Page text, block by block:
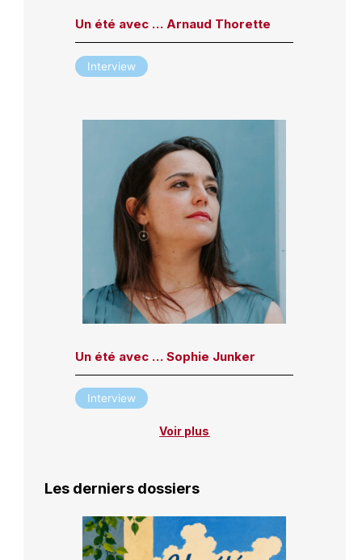
Un été avec … Arnaud Thorette
Interview
Un été avec … Sophie Junker
Interview
Voir plus
Les derniers dossiers